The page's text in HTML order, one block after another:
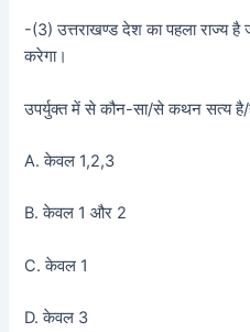
-(3) उत्तराखण्ड देश का पहला राज्य है
करेगा।
उपर्युक्त में से कौन-सा/से कथन सत्य
A. केवल 1,2,3
B. केवल 1 और 2
C. केवल 1
D. केवल 3